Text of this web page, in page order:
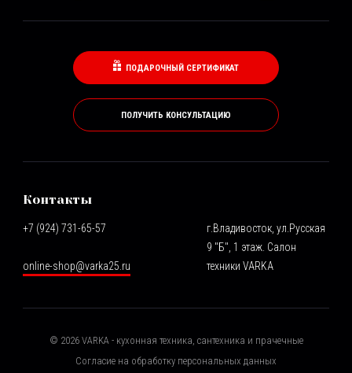
ПОДАРОЧНЫЙ СЕРТИФИКАТ
ПОЛУЧИТЬ КОНСУЛЬТАЦИЮ
Контакты
+7 (924) 731-65-57
online-shop@varka25.ru
г.Владивосток, ул.Русская
9 "Б", 1 этаж. Салон
техники VARKA
© 2026VARKA - кухонная техника, сантехника и прачечные
Согласие на обработку персональных данных